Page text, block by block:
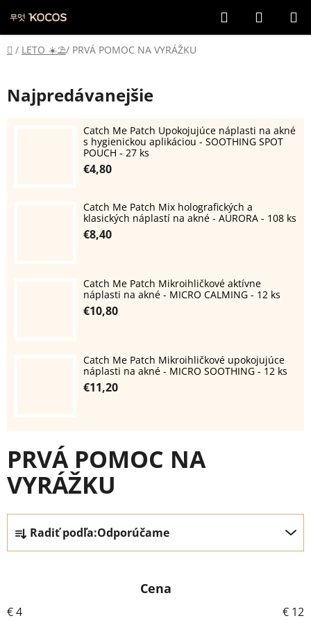
na
obsah
Hľadať
KOŠÍK
Domov
/ LETO ☀️​⛱️​/ PRVÁ POMOC NA VYRÁŽKU
Najpredávanejšie
Catch Me Patch Upokojujúce náplasti na akné
s hygienickou aplikáciou - SOOTHING SPOT
POUCH - 27 ks
€4,80
Catch Me Patch Mix holografických a
klasických náplastí na akné - AURORA - 108 ks
€8,40
Catch Me Patch Mikroihličkové aktívne
náplasti na akné - MICRO CALMING - 12 ks
€10,80
Catch Me Patch Mikroihličkové upokojujúce
náplasti na akné - MICRO SOOTHING - 12 ks
€11,20
PRVÁ POMOC NA
VYRÁŽKU
R
a
d
i
Radiť podľa:Odporúčame
Cena
€4 € 12